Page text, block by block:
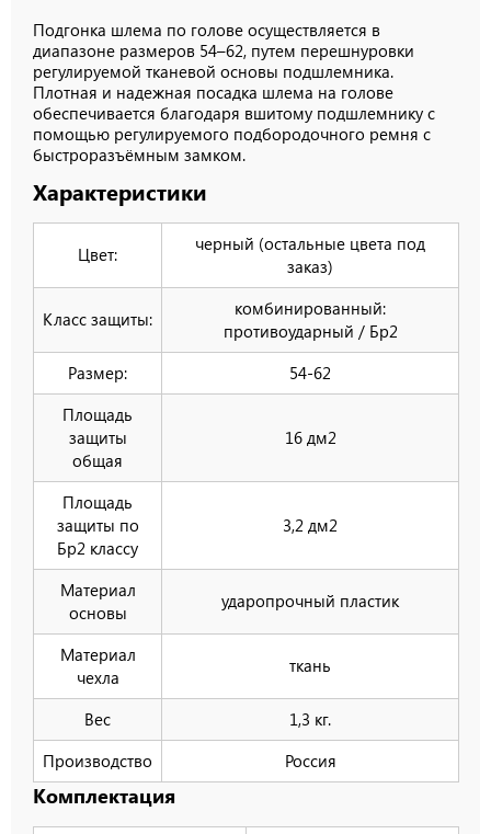
Подгонка шлема по голове осуществляется в
диапазоне размеров 54–62, путем перешнуровки
регулируемой тканевой основы подшлемника.
Плотная и надежная посадка шлема на голове
обеспечивается благодаря вшитому подшлемнику с
помощью регулируемого подбородочного ремня с
быстроразъёмным замком.
Характеристики
Цвет:
черный (остальные цвета под
заказ)
Класс защиты:
комбинированный:
противоударный / Бр2
Размер:
54-62
Площадь
защиты
общая
16 дм2
Площадь
защиты по
Бр2 классу
3,2 дм2
Материал
основы
ударопрочный пластик
Материал
чехла
ткань
Вес
1,3 кг.
Производство
Россия
Комплектация